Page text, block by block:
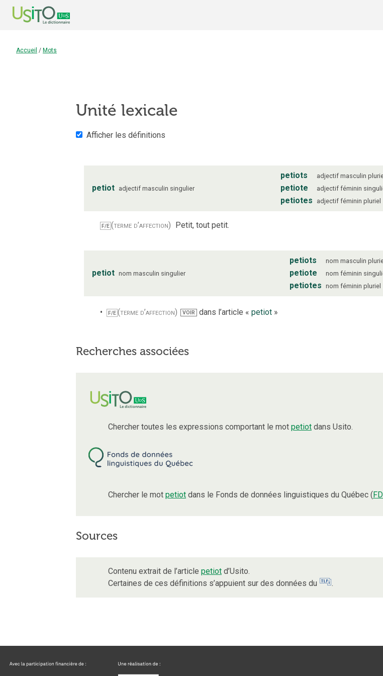
Accueil / Mots
Unité lexicale
Afficher les définitions
petiot adjectif masculin singulier
petiots adjectif masculin
petiote adjectif féminin
petiotes adjectif féminin pluriel
F/E (terme d’affection) Petit, tout petit.
petiot nom masculin singulier
petiots nom masculin
petiote nom féminin
petiotes nom féminin pluriel
F/E (terme d’affection) VOIR dans l’article «petiot »
Recherches associées
Chercher toutes les expressions comportant le mot petiot dans Usito.
Chercher le mot petiot dans le Fonds de données linguistiques du Québec (
Sources
Contenu extrait de l’article petiot d’Usito.
Certaines de ces définitions s’appuient sur des données du
.